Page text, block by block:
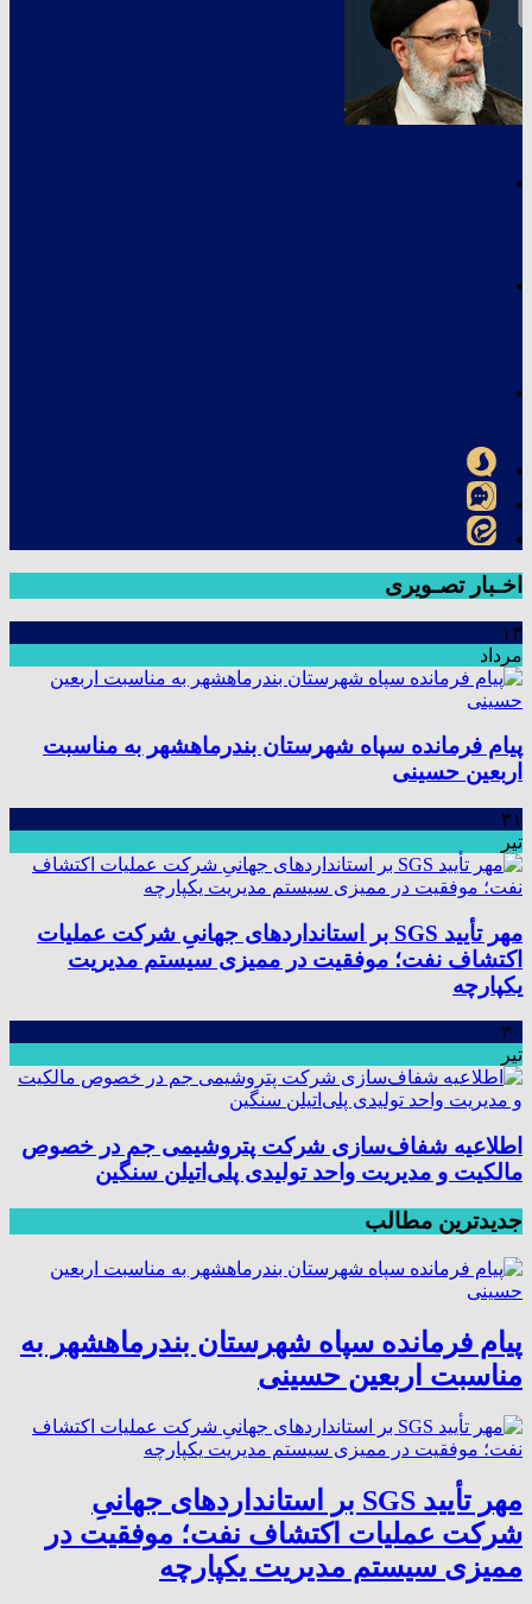
اخـبار تصـویری
۱۳
مرداد
پیام فرمانده سپاه شهرستان بندرماهشهر به مناسبت
اربعین حسینی
۳۱
تیر
مهر تأیید SGS بر استانداردهای جهانیِ شرکت عملیات
اکتشاف نفت؛ موفقیت در ممیزی سیستم مدیریت
یکپارچه
۳۰
تیر
اطلاعیه شفاف‌سازی شرکت پتروشیمی جم در خصوص
مالکیت و مدیریت واحد تولیدی پلی‌اتیلن سنگین
جدیدترین مطالب
پیام فرمانده سپاه شهرستان بندرماهشهر به
مناسبت اربعین حسینی
مهر تأیید SGS بر استانداردهای جهانیِ
شرکت عملیات اکتشاف نفت؛ موفقیت در
ممیزی سیستم مدیریت یکپارچه